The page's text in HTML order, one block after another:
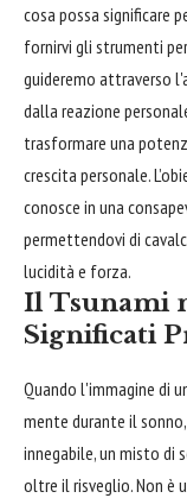
cosa possa significare
fornirvi gli strumenti
guideremo attraverso
dalla reazione
trasformare una
crescita personale.
conosce in una
permettendovi di
lucidità e forza.
Il Tsunami
Significati
Quando l'immagine di
mente durante il
innegabile, un misto di
oltre il risveglio. Non è